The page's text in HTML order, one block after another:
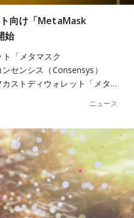
向け「MetaMask
始
「メタマスク
センシス（Consensys）
ストディウォレット「メタ…
ニュース